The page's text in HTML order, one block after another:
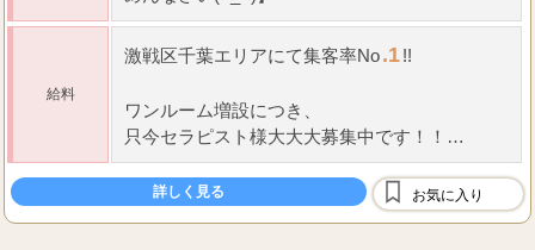
給料
激戦区千葉エリアにて集客率No.1!!
ワンルーム増設につき、
只今セラピスト様大大大募集中です！！
独自の集客力で安定した高収入を実現いたしま
す！詳しく見る お気に入り